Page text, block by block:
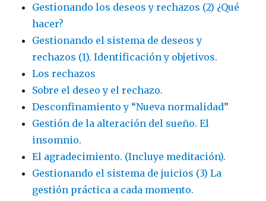
Gestionando los deseos y rechazos (2) ¿Qué
hacer?
Gestionando el sistema de deseos y
rechazos (1). Identificación y objetivos.
Los rechazos
Sobre el deseo y el rechazo.
Desconfinamiento y “Nueva normalidad”
Gestión de la alteración del sueño. El
insomnio.
El agradecimiento. (Incluye meditación).
Gestionando el sistema de juicios (3) La
gestión práctica a cada momento.